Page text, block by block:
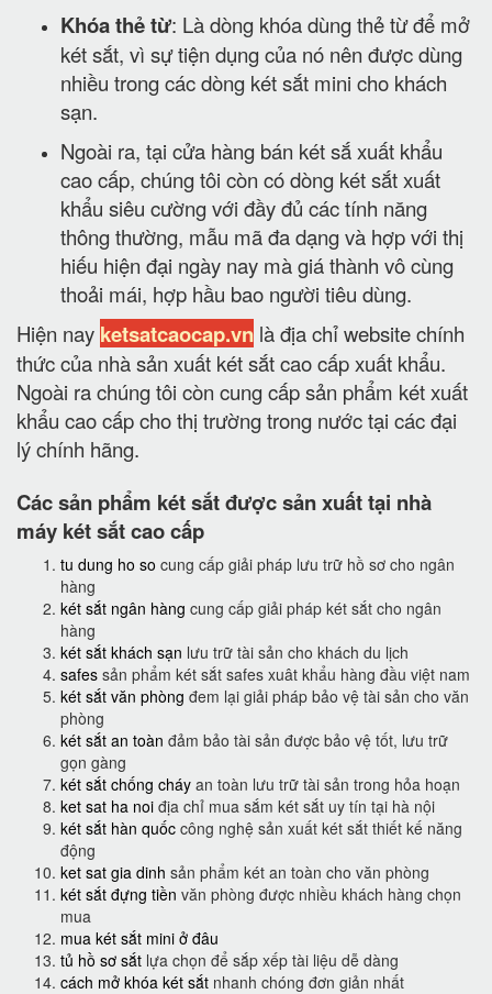
Khóa thẻ từ: Là dòng khóa dùng thẻ từ để mở
két sắt, vì sự tiện dụng của nó nên được dùng
nhiều trong các dòng két sắt mini cho khách
sạn.
Ngoài ra, tại cửa hàng bán két sắ xuất khẩu
cao cấp, chúng tôi còn có dòng két sắt xuất
khẩu siêu cường với đầy đủ các tính năng
thông thường, mẫu mã đa dạng và hợp với thị
hiếu hiện đại ngày nay mà giá thành vô cùng
thoải mái, hợp hầu bao người tiêu dùng.
Hiện nay ketsatcaocap.vn là địa chỉ website chính
thức của nhà sản xuất két sắt cao cấp xuất khẩu.
Ngoài ra chúng tôi còn cung cấp sản phẩm két xuất
khẩu cao cấp cho thị trường trong nước tại các đại
lý chính hãng.
Các sản phẩm két sắt được sản xuất tại nhà
máy két sắt cao cấp
tu dung ho so cung cấp giải pháp lưu trữ hồ sơ cho ngân
hàng
két sắt ngân hàng cung cấp giải pháp két sắt cho ngân
hàng
két sắt khách sạn lưu trữ tài sản cho khách du lịch
safes sản phẩm két sắt safes xuât khẩu hàng đầu việt nam
két sắt văn phòng đem lại giải pháp bảo vệ tài sản cho văn
phòng
két sắt an toàn đảm bảo tài sản được bảo vệ tốt, lưu trữ
gọn gàng
két sắt chống cháy an toàn lưu trữ tài sản trong hỏa hoạn
ket sat ha noi địa chỉ mua sắm két sắt uy tín tại hà nội
két sắt hàn quốc công nghệ sản xuất két sắt thiết kế năng
động
ket sat gia dinh sản phẩm két an toàn cho văn phòng
két sắt đựng tiền văn phòng được nhiều khách hàng chọn
mua
mua két sắt mini ở đâu
tủ hồ sơ sắt lựa chọn để sắp xếp tài liệu dễ dàng
cách mở khóa két sắt nhanh chóng đơn giản nhất